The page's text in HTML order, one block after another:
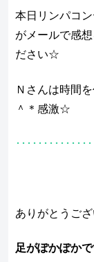
本日リンパコ
がメールで感
ださい☆
Ｎさんは時間
＾＊感激☆
･････････････
ありがとうござ
足がぽかぽかで